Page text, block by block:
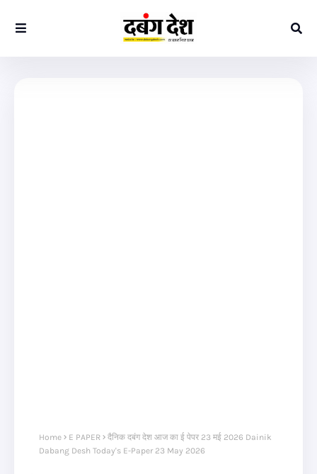
Home E PAPER
दैनिक दबंग देश आज का ई पेपर 23 मई 2026 Dainik
Dabang Desh Today's E-Paper 23 May 2026